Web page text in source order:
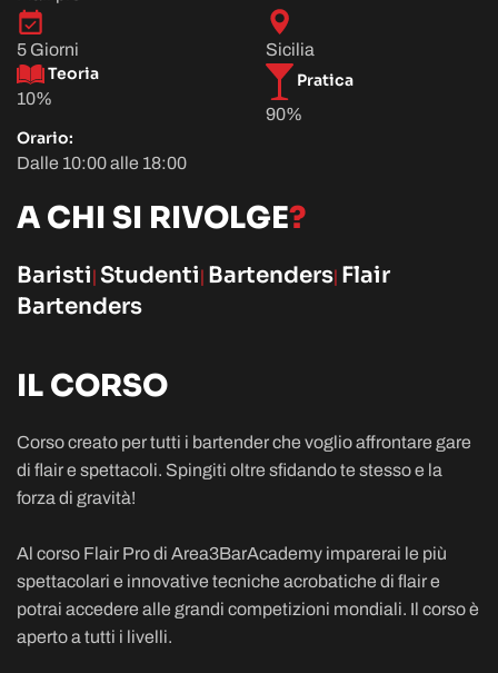
5 Giorni Sicilia
Teoria
10%
Pratica
90%
Orario:
Dalle 10:00 alle 18:00
A CHI SI RIVOLGE?
Baristi| Studenti| Bartenders| Flair
Bartenders
IL CORSO
Corso creato per tutti i bartender che voglio affrontare gare
di flair e spettacoli. Spingiti oltre sfidando te stesso e la
forza di gravità!
Al corso Flair Pro di Area3BarAcademy imparerai le più
spettacolari e innovative tecniche acrobatiche di flair e
potrai accedere alle grandi competizioni mondiali. Il corso è
aperto a tutti i livelli.